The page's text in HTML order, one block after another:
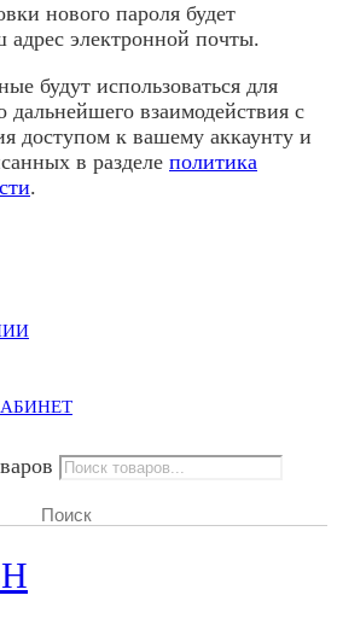
нового пароля будет
адрес электронной почты.
будут использоваться для
взаимодействия с
доступом к вашему аккаунту и
в разделе политика
.